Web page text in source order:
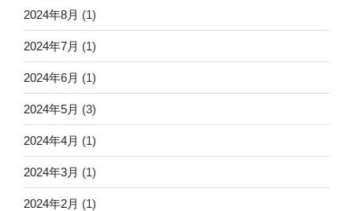
2024年8月 (1)
2024年7月 (1)
2024年6月 (1)
2024年5月 (3)
2024年4月 (1)
2024年3月 (1)
2024年2月 (1)